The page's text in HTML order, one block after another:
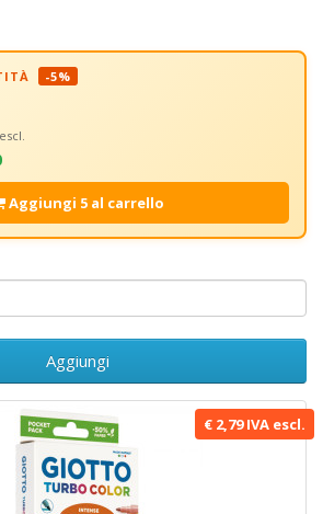
€ 2,79 IVA escl.
-5%
Aggiungi 5 al carrello
Aggiungi